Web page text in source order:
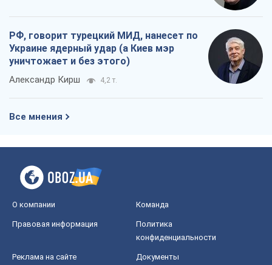
РФ, говорит турецкий МИД, нанесет по
Украине ядерный удар (а Киев мэр
уничтожает и без этого)
Александр Кирш 4,2 т.
Все мнения
О компании Команда
Правовая информация
Политика
конфиденциальности
Реклама на сайте Документы